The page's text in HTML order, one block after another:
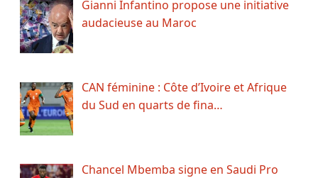
Gianni Infantino propose une initiative
audacieuse au Maroc
CAN féminine : Côte d’Ivoire et Afrique
du Sud en quarts de fina…
Chancel Mbemba signe en Saudi Pro